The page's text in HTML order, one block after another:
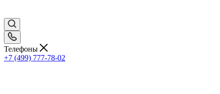
Телефоны
+7 (499) 777-78-02